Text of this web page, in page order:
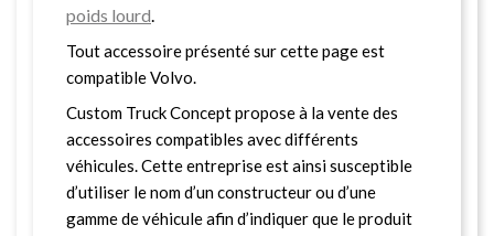
poids lourd
Tout accessoire présenté sur cette page est
compatible Volvo.
Custom Truck Concept propose à la vente des
accessoires compatibles avec différents
véhicules. Cette entreprise est ainsi susceptible
d’utiliser le nom d’un constructeur ou d’une
gamme de véhicule afin d’indiquer que le produit